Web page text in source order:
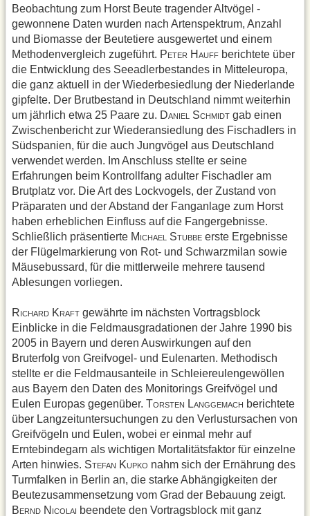
Beobachtung zum Horst Beute tragender Altvögel -
gewonnene Daten wurden nach Artenspektrum, Anzahl
und Biomasse der Beutetiere ausgewertet und einem
Methodenvergleich zugeführt. PETER H AUFF berichtete über
die Entwicklung des Seeadlerbestandes in Mitteleuropa,
die ganz aktuell in der Wiederbesiedlung der Niederlande
gipfelte. Der Brutbestand in Deutschland nimmt weiterhin
um jährlich etwa 25 Paare zu. DANIEL SCHMIDT gab einen
Zwischenbericht zur Wiederansiedlung des Fischadlers in
Südspanien, für die auch Jungvögel aus Deutschland
verwendet werden. Im Anschluss stellte er seine
Erfahrungen beim Kontrollfang adulter Fischadler am
Brutplatz vor. Die Art des Lockvogels, der Zustand von
Präparaten und der Abstand der Fanganlage zum Horst
haben erheblichen Einfluss auf die Fangergebnisse.
Schließlich präsentierte M ICHAEL STUBBE erste Ergebnisse
der Flügelmarkierung von Rot- und Schwarzmilan sowie
Mäusebussard, für die mittlerweile mehrere tausend
Ablesungen vorliegen.
RICHARD KRAFT gewährte im nächsten Vortragsblock
Einblicke in die Feldmausgradationen der Jahre 1990 bis
2005 in Bayern und deren Auswirkungen auf den
Bruterfolg von Greifvogel- und Eulenarten. Methodisch
stellte er die Feldmausanteile in Schleiereulengewöllen
aus Bayern den Daten des Monitorings Greifvögel und
Eulen Europas gegenüber. TORSTEN LANGGEMACH berichtete
über Langzeituntersuchungen zu den Verlustursachen von
Greifvögeln und Eulen, wobei er einmal mehr auf
Erntebindegarn als wichtigen Mortalitätsfaktor für einzelne
Arten hinwies. STEFAN KUPKO nahm sich der Ernährung des
Turmfalken in Berlin an, die starke Abhängigkeiten der
Beutezusammensetzung vom Grad der Bebauung zeigt.
BERND N ICOLAI beendete den Vortragsblock mit ganz